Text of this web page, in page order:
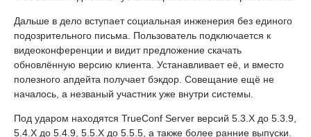
Дальше в дело вступает социальная инженерия без единого
подозрительного письма. Пользователь подключается к
видеоконференции и видит предложение скачать
обновлённую версию клиента. Устанавливает её, и вместо
полезного апдейта получает бэкдор. Совещание ещё не
началось, а незваный участник уже внутри системы.
Под ударом находятся TrueConf Server версий 5.3.X до 5.3.9,
5.4.X до 5.4.9, 5.5.X до 5.5.5, а также более ранние выпуски.